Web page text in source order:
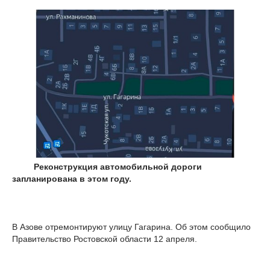
Реконструкция автомобильной дороги
запланирована в этом году.
В Азове отремонтируют улицу Гагарина. Об этом сообщило
Правительство Ростовской области 12 апреля.